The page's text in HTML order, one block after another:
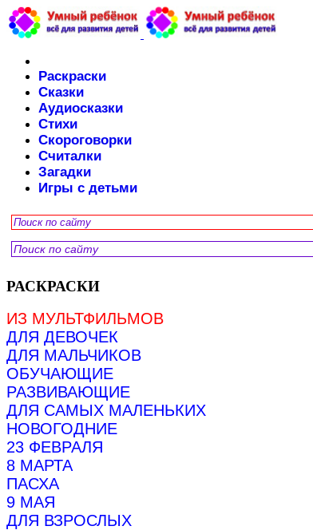
Раскраски
Сказки
Аудиосказки
Стихи
Скороговорки
Считалки
Загадки
Игры с детьми
РАСКРАСКИ
ИЗ МУЛЬТФИЛЬМОВ
ДЛЯ ДЕВОЧЕК
ДЛЯ МАЛЬЧИКОВ
ОБУЧАЮЩИЕ
РАЗВИВАЮЩИЕ
ДЛЯ САМЫХ МАЛЕНЬКИХ
НОВОГОДНИЕ
23 ФЕВРАЛЯ
8 МАРТА
ПАСХА
9 МАЯ
ДЛЯ ВЗРОСЛЫХ